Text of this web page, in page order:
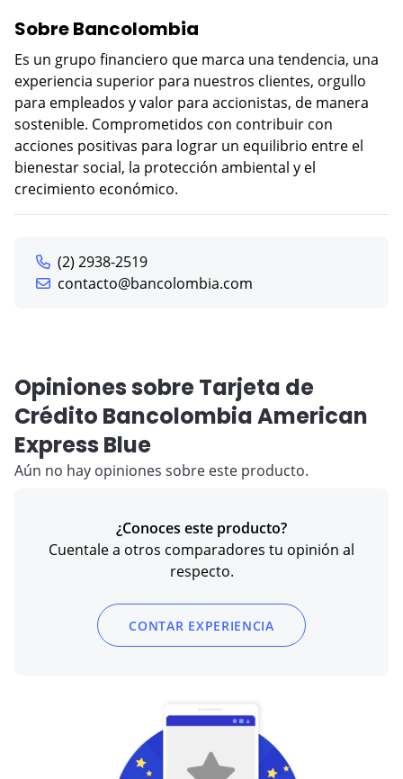
Sobre Bancolombia
Es un grupo financiero que marca una tendencia, una
experiencia superior para nuestros clientes, orgullo
para empleados y valor para accionistas, de manera
sostenible. Comprometidos con contribuir con
acciones positivas para lograr un equilibrio entre el
bienestar social, la protección ambiental y el
crecimiento económico.
(2) 2938-2519
contacto@bancolombia.com
Opiniones sobre Tarjeta de
Crédito Bancolombia American
Express Blue
Aún no hay opiniones sobre este producto.
¿Conoces este producto?
Cuentale a otros comparadores tu opinión al
respecto.
CONTAR EXPERIENCIA